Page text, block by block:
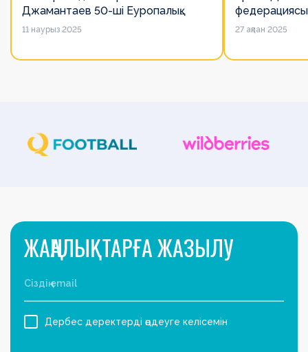
Джамантаев 50-ші Еуропалық
лигалар Бас ассамблеясына
11 наурыз 2025
есімін
27 ақпан 2025
ЖАҢАЛЫҚТАРҒА ЖАЗЫЛУ
Дербес деректерді өңдеуге келісемін